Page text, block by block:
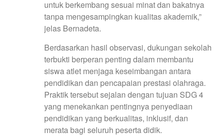
untuk berkembang sesuai minat dan bakatnya
tanpa mengesampingkan kualitas akademik,”
jelas Bernadeta.
Berdasarkan hasil observasi, dukungan sekolah
terbukti berperan penting dalam membantu
siswa atlet menjaga keseimbangan antara
pendidikan dan pencapaian prestasi olahraga.
Praktik tersebut sejalan dengan tujuan SDG 4
yang menekankan pentingnya penyediaan
pendidikan yang berkualitas, inklusif, dan
merata bagi seluruh peserta didik.